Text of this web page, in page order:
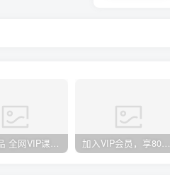
官方正品 全网VIP课程 无损下载~ 加入VIP会员，享80%的推广提成，免费学习多种网上创业课程，菜鸟秒变大神！